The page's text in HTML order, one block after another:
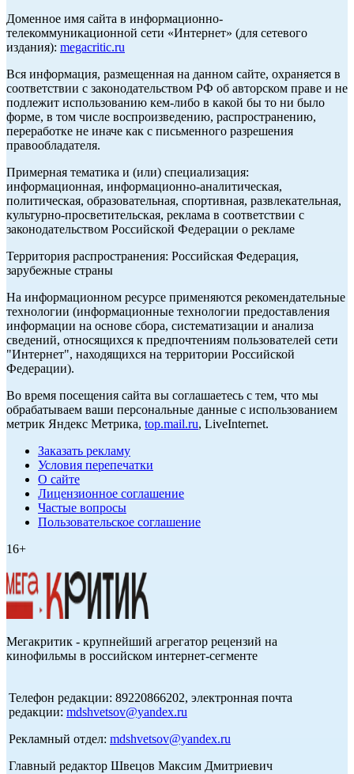
Доменное имя сайта в информационно-
телекоммуникационной сети «Интернет» (для сетевого
издания): megacritic.ru
Вся информация, размещенная на данном сайте, охраняется в
соответствии с законодательством РФ об авторском праве и не
подлежит использованию кем-либо в какой бы то ни было
форме, в том числе воспроизведению, распространению,
переработке не иначе как с письменного разрешения
правообладателя.
Примерная тематика и (или) специализация:
информационная, информационно-аналитическая,
политическая, образовательная, спортивная, развлекательная,
культурно-просветительская, реклама в соответствии с
законодательством Российской Федерации о рекламе
Территория распространения: Российская Федерация,
зарубежные страны
На информационном ресурсе применяются рекомендательные
технологии (информационные технологии предоставления
информации на основе сбора, систематизации и анализа
сведений, относящихся к предпочтениям пользователей сети
"Интернет", находящихся на территории Российской
Федерации).
Во время посещения сайта вы соглашаетесь с тем, что мы
обрабатываем ваши персональные данные с использованием
метрик Яндекс Метрика, top.mail.ru, LiveInternet.
Заказать рекламу
Условия перепечатки
О сайте
Лицензионное соглашение
Частые вопросы
Пользовательское соглашение
16+
Мегакритик - крупнейший агрегатор рецензий на
кинофильмы в российском интернет-сегменте
Телефон редакции: 89220866202, электронная почта
редакции: mdshvetsov@yandex.ru
Рекламный отдел: mdshvetsov@yandex.ru
Главный редактор Швецов Максим Дмитриевич